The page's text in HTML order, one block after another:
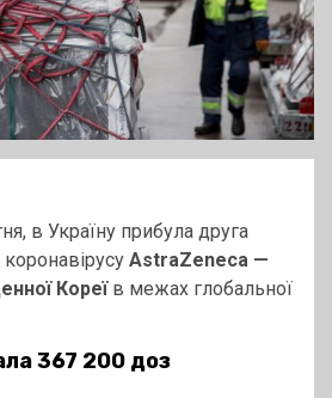
в Україну прибула друга
AstraZeneca —
Кореї в межах глобальної
367 200 доз